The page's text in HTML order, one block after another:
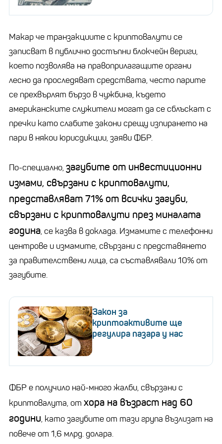
Макар че транзакциите с криптовалути се
записват в публично достъпни блокчейн вериги,
което позволява на правоприлагащите органи
лесно да проследяват средствата, често парите
се прехвърлят бързо в чужбина, където
американските служители могат да се сблъскат с
пречки като слабите закони срещу изпирането на
пари в някои юрисдикции, заяви ФБР.
По-специално, загубите от инвестиционни
измами, свързани с криптовалути,
представляват 71% от всички загуби,
свързани с криптовалути през миналата
година, се казва в доклада. Измамите с телефонни
центрове и измамите, свързани с представянето
за правителствени лица, са съставлявали 10% от
загубите.
Закон за
криптоактивите ще
регулира пазара у нас
ФБР е получило най-много жалби, свързани с
криптовалута, от хора на възраст над 60
години, като загубите от тази група възлизат на
повече от 1,6 млрд. долара.